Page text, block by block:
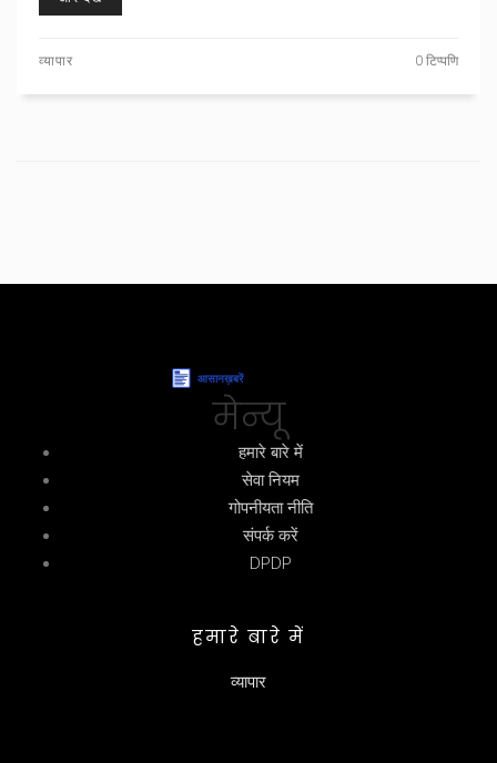
व्यापार 0 टिप्पणि
मेन्यू
हमारे बारे में
सेवा नियम
गोपनीयता नीति
संपर्क करें
DPDP
हमारे बारे में
व्यापार